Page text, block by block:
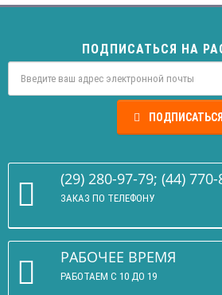
ПОДПИСАТЬСЯ НА
ПОДПИСАТЬСЯ
(29) 280-97-79; (44)
ЗАКАЗ ПО ТЕЛЕФОНУ
РАБОЧЕЕ ВРЕМЯ
РАБОТАЕМ С 10 ДО 19